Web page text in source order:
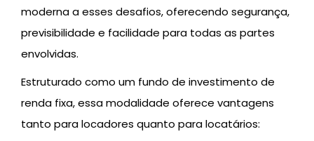
moderna a esses desafios, oferecendo segurança,
previsibilidade e facilidade para todas as partes
envolvidas.
Estruturado como um fundo de investimento de
renda fixa, essa modalidade oferece vantagens
tanto para locadores quanto para locatários: